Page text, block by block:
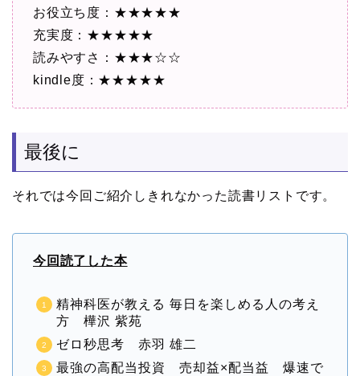
お役立ち度：★★★★★
充実度：★★★★★
読みやすさ：★★★☆☆
kindle度：★★★★★
最後に
それでは今回ご紹介しきれなかった読書リストです。
今回読了した本
精神科医が教える 毎日を楽しめる人の考え
方 樺沢 紫苑
ゼロ秒思考 赤羽 雄二
最強の高配当投資 売却益×配当益 爆速で